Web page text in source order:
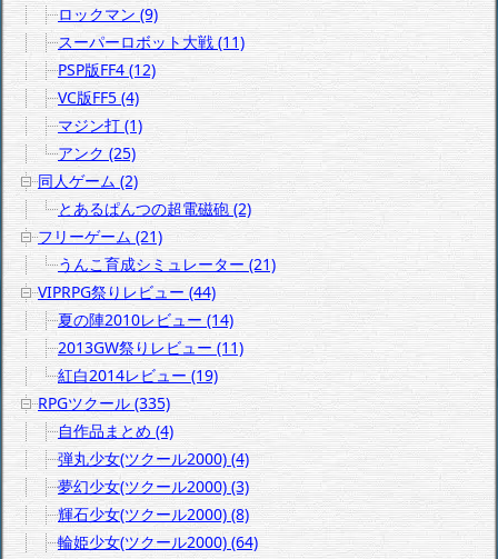
ロックマン (9)
スーパーロボット大戦 (11)
PSP版FF4 (12)
VC版FF5 (4)
マジン打 (1)
アンク (25)
同人ゲーム (2)
とあるぱんつの超電磁砲 (2)
フリーゲーム (21)
うんこ育成シミュレーター (21)
VIPRPG祭りレビュー (44)
夏の陣2010レビュー (14)
2013GW祭りレビュー (11)
紅白2014レビュー (19)
RPGツクール (335)
自作品まとめ (4)
弾丸少女(ツクール2000) (4)
夢幻少女(ツクール2000) (3)
輝石少女(ツクール2000) (8)
輪姫少女(ツクール2000) (64)